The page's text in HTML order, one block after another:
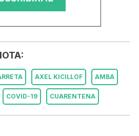
AXEL KICILLOF AMBA
COVID-19 CUARENTENA